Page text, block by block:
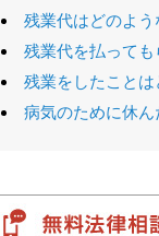
残業代はどのよ
残業代を払って
残業をしたこと
病気のために休